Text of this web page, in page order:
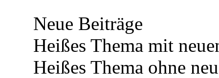
Neue Beiträge
Heißes Thema mit
Heißes Thema ohne